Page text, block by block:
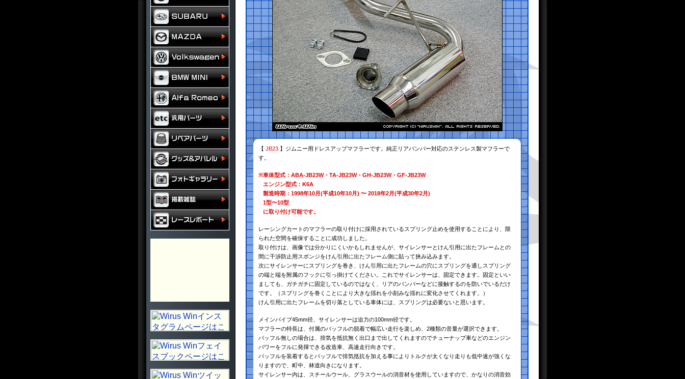
【 JB23 】ジムニー用ドレスアップマフラーです。純正リアバンパー対応のステンレス製マフラーで
す。
※車体型式：ABA-JB23W・TA-JB23W・GH-JB23W・GF-JB23W
エンジン型式：K6A
製造時期：1998年10月(平成10年10月) 〜 2018年2月(平成30年2月)
1型〜10型
に取り付け可能です。
レーシングカートのマフラーの取り付けに採用されているスプリング止めを使用することにより、限
られた空間を確保することに成功しました。
取り付けは、画像では分かりにくいかもしれませんが、サイレンサーとけん引用に出たフレームとの
間に干渉防止用スポンジをけん引用に出たフレーム側に貼って挟み込みます。
次にサイレンサーにスプリングを巻き、けん引用に出たフレームの穴にスプリングを通しスプリング
の端と端を附属のフックに引っ掛けてください。これでサイレンサーは、固定できます。固定といい
ましても、ガチガチに固定しているのではなく、リアのバンパーなどに接触するのを防いでいるだけ
です。（スプリングを巻くことにより大きな揺れを小刻みな揺れに変化させてくれます。）
けん引用に出たフレームを切り落としている車体には、スプリングは必要ないと思います。
メインパイプ45mm径、サイレンサーは迫力の100mm径です。
マフラーの特長は、付属のバッフルの脱着で幅広い走行を楽しめ、2種類の音量が選択できます。
バッフル無しの場合は、排気を抵抗無く出口まで出してくれますのでチューナップ車などのエンジン
パワーをフルに発揮できる改造車、高速走行向きです。
バッフルを装着するとバッフルで排気抵抗を加える事によりトルクが太くなり走りも低中速が強くな
りますので、町中、林道向きになります。
サイレンサー内は、スチールウール、グラスウールの消音材を使用していますので、かなりの消音効